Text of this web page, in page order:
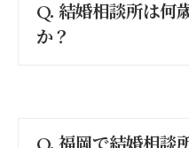
Q. 結婚相談所は何
か？